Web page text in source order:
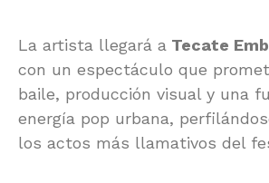
La artista llegará a Tecate
con un espectáculo que
baile, producción visual y una
energía pop urbana,
los actos más llamativos del